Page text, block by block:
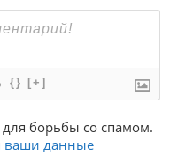
{} [+]
для борьбы со спамом.
ваши данные